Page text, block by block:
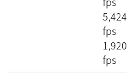
5,424
fps
1,920
fps